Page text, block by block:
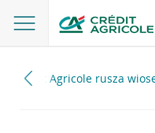
Credit Agricole rusza